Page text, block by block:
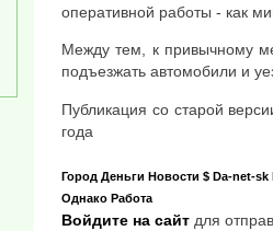
оперативной работы - как
Между тем, к привычному
подъезжать автомобили и
Публикация со старой
года
Город Деньги Новости $ Da-net-sk
Однако Работа
Войдите на сайт для